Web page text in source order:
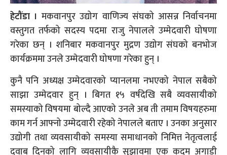
हेटौंडा ।मकवानपुर उद्योग वाणिज्य संघको आसन्न निर्वाचनमा
वस्तुगत तर्फको सदस्य पदमा राजु नेपालले उम्मेदवारी घोषणा
गरेका छन् । शनिबार मकवानपुर मुद्रण उद्योग संघको बनभोज
कार्यक्रममा उनले उम्मेदवारी घोषणा गरेका हुन् ।
कुनै पनि अध्यक्ष उम्मेदवारको प्यानलमा नभएको नेपाल सबैको
साझा उम्मेदवार हुन् । बिगत १५ वर्षदेखि सबै व्यवसायीको
समस्याको विषयमा बोल्दै आएको उनले अब ती तमाम विषयहरुमा
काम गर्न आफ्नो उम्मेदवारी रहेको नेपालले बताए । उनका अनुसार
उद्योगी तथा व्यवसायीको समस्या समाधानको निमित्त नेतृत्वलाई
दवाब दिनको लागि व्यवसायीकै सुझावमा एक कदम अगाडी